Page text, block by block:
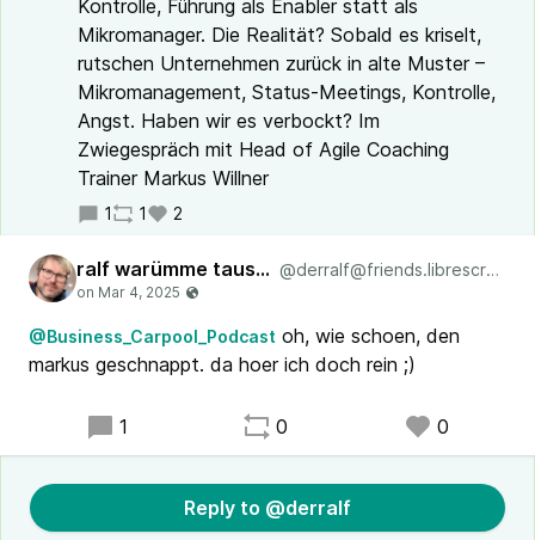
Kontrolle, Führung als Enabler statt als
Mikromanager. Die Realität? Sobald es kriselt,
rutschen Unternehmen zurück in alte Muster –
Mikromanagement, Status-Meetings, Kontrolle,
Angst. Haben wir es verbockt? Im
Zwiegespräch mit Head of Agile Coaching
Trainer Markus Willner
1 1 2
ralf warümme tauscher @derralf@friends.librescrum.org
@Business_Carpool_Podcast oh, wie schoen, den
markus geschnappt. da hoer ich doch rein ;)
1 0 0
Reply to @derralf